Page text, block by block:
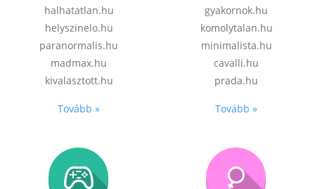
halhatatlan.hu
helyszinelo.hu
paranormalis.hu
madmax.hu
kivalasztott.hu
Tovább »
gyakornok.hu
komolytalan.hu
minimalista.hu
cavalli.hu
prada.hu
Tovább »